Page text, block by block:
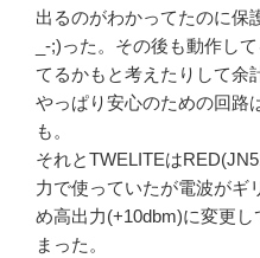
出るのがわかってたのに保
_-;)った。その後も動作し
てるかもと考えたりして余
やっぱり安心のための回路
も。
それとTWELITEは
力で使っていたが電波がギ
め高出力(+10dbm)に変更
まった。